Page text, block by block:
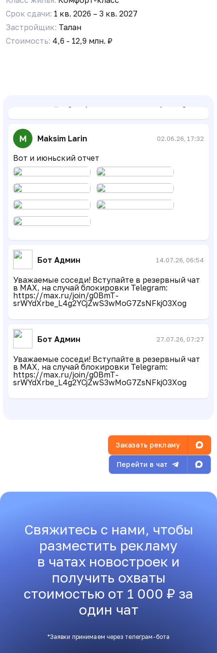
Срок сдачи: 1 кв. 2026 – 3 кв. 2027
Застройщик: Талан
Стоимость: 4,6 - 12,9 млн. ₽
Бот Админ 27.07.26, 07:27
Уважаемые соседи! Вступайте в резервный чат
в MAX, на случай блокировки Telegram:
https://max.ru/join/g0BmT-
srWYdXrbe_L4g2YCjZwS3wMoG7ZsNFkjO3Xog
Бот Админ 14.07.26, 06:54
Уважаемые соседи! Вступайте в резервный чат
в MAX, на случай блокировки Telegram:
https://max.ru/join/g0BmT-
srWYdXrbe_L4g2YCjZwS3wMoG7ZsNFkjO3Xog
M Maksim Larin 02.06.26, 17:32
Вот и июньский отчет
Стройка идет, строители есть. Зачем панику
наводите?
Заказать рекламу
Перейти в чат
Свяжитесь с нами, чтобы
разместить рекламу
в чатах новостроек и
получить охваты
стоимостью от 1 000 ₽ за
один чат
*Заявки принимаем через телеграм-бота